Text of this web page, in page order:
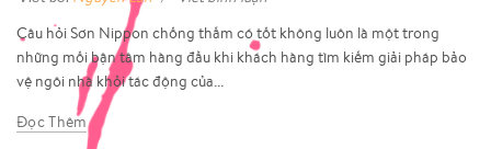
Câu hỏi Sơn Nippon chống thấm có tốt không luôn là một trong
những mối bận tâm hàng đầu khi khách hàng tìm kiếm giải pháp bảo
vệ ngôi nhà khỏi tác động của...
Đọc Thêm